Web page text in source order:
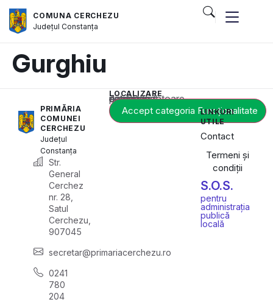
COMUNA CERCHEZU
JudețulConstanța
Gurghiu
PRIMĂRIA
COMUNEI
CERCHEZU
Județul
Constanța
Str.
General
Cerchez
nr. 28,
Satul
Cerchezu,
907045
secretar@primariacerchezu.ro
0241
780
204
LOCALIZARE
Acest conținut este blocat până când acceptați categoria corespunzătoare de cookie-uri.
Accept categoria Funcționalitate
LINKURI
UTILE
Contact
Termeni și
condiții
S.O.S.
pentru
administrația
publică
locală